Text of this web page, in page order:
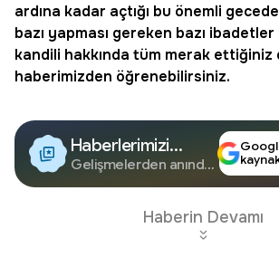
ardına kadar açtığı bu önemli
bazı yapması gereken bazı
kandili hakkında tüm merak ettiğiniz
haberimizden öğrenebilirsiniz.
Haberlerimizi
Google'da Takip
Edin
Gelişmelerden anında
Haberin Devamı